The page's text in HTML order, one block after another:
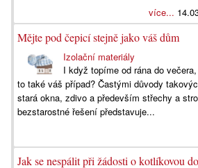
více...
Mějte pod čepicí stejně jako váš dům
Izolační materiály
I když topíme od rána do
to také váš případ? Častými důvody
stará okna, zdivo a především střechy a
bezstarostné řešení představuje...
Jak se nespálit při žádosti o kotlíkovou